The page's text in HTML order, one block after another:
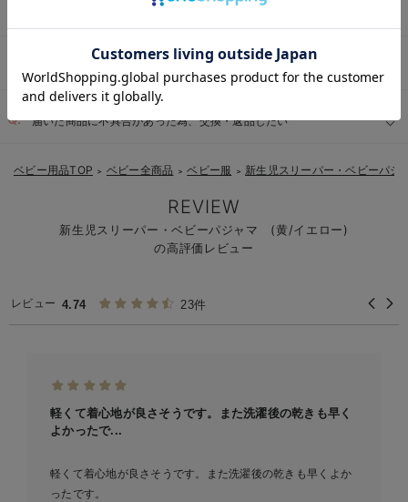
サイズを間違って注文した為、返品・交換したい
届いた商品に不具合があった為、交換・返品したい
お気に入り商品を確認する
ベビー用品TOP ＞ ベビー全商品 ＞ ベビー服 ＞ 新生児スリーパー・ベビーパジ
REVIEW
新生児スリーパー・ベビーパジャマ (黄/イエロー)
の高評価レビュー
レビュー 4.74 23件
軽くて着心地が良さそうです。また洗濯後の乾きも早く
よかったで...
軽くて着心地が良さそうです。また洗濯後の乾きも早くよか
ったです。